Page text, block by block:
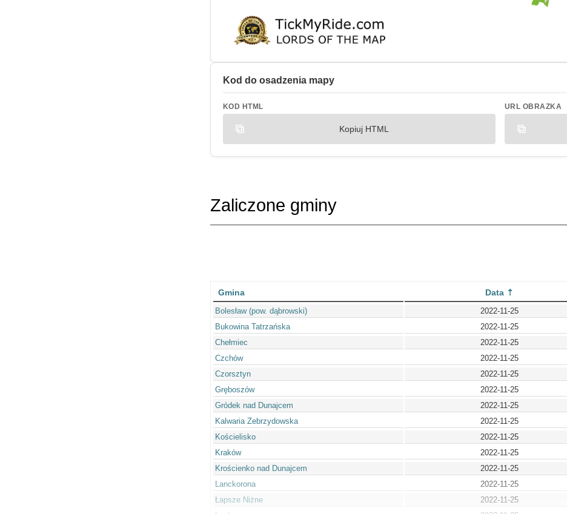
Kod do osadzenia mapy
KOD HTML
Kopiuj HTML
URL OBRAZKA
Zaliczone gminy
Gmina Data
Bolesław (pow. dąbrowski) 2022-11-25
Bukowina Tatrzańska
2022-11-25
Chełmiec
2022-11-25
Czchów
2022-11-25
Czorsztyn
2022-11-25
Gręboszów
2022-11-25
Gródek nad Dunajcem
2022-11-25
Kalwaria Zebrzydowska
2022-11-25
Kościelisko
2022-11-25
Kraków
2022-11-25
Krościenko nad Dunajcem
2022-11-25
Lanckorona
2022-11-25
Łapsze Niżne
2022-11-25